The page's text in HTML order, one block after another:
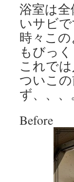
浴室は
いサビで
時々こ
もびっく
これで
ついこ
ず、、、
Before